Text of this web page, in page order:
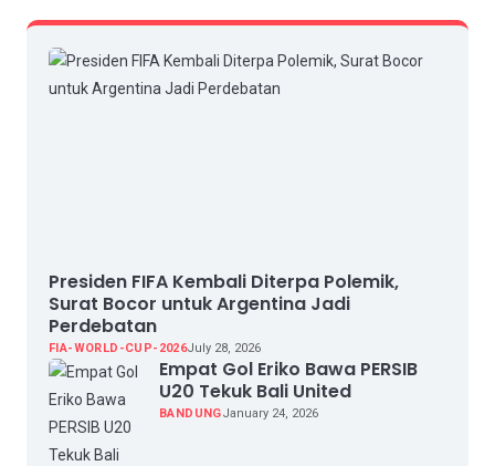
Presiden FIFA Kembali Diterpa Polemik,
Surat Bocor untuk Argentina Jadi
Perdebatan
FIA-WORLD-CUP-2026July 28, 2026
Empat Gol Eriko Bawa PERSIB
U20 Tekuk Bali United
BANDUNGJanuary 24, 2026